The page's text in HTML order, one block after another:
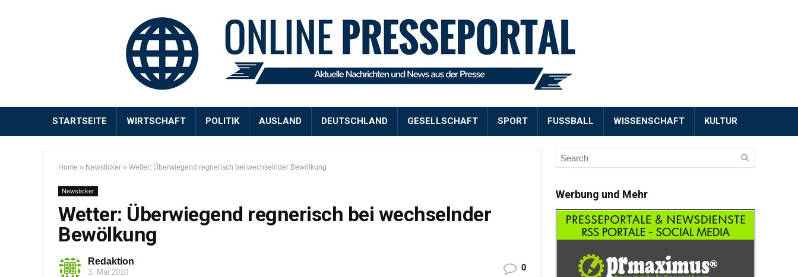
STARTSEITE WIRTSCHAFT POLITIK AUSLAND DEUTSCHLAND GESELLSCHAFT SPORT FUSSBALL WISSENSCHAFT KULTUR
Home » Newsticker » Wetter: Überwiegend regnerisch bei wechselnder Bewölkung
Newsticker
Wetter: Überwiegend regnerisch bei wechselnder
Bewölkung
Redaktion
3. Mai 2010 0
Werbung und Mehr